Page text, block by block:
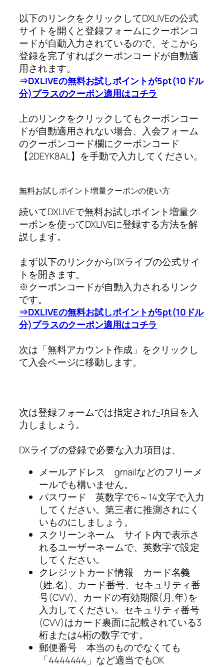
以下のリンクをクリックしてDXLIVEの公式
サイトを開くと登録フォームにクーポンコ
ードが自動入力されているので、そこから
登録を完了すればクーポンコードが自動適
用されます。
⇒DXLIVEの無料お試しポイントが5pt(10ドル
分)プラスのクーポン適用はコチラ
上のリンクをクリックしてもクーポンコー
ドが自動適用されない場合、入会フォーム
のクーポンコード欄にクーポンコード
【2DEYK8AL】を手動で入力してください。
無料お試しポイント増量クーポンの使い方
続いてDXLIVEで無料お試しポイント増量ク
ーポンを使ってDXLIVEに登録する方法を解
説します。
まず以下のリンクからDXライブの公式サイ
トを開きます。
※クーポンコードが自動入力されるリンク
です。
⇒DXLIVEの無料お試しポイントが5pt(10ドル
分)プラスのクーポン適用はコチラ
次は「無料アカウント作成」をクリックし
て入会ページに移動します。
次は登録フォームでは指定された項目を入
力しましょう。
DXライブの登録で必要な入力項目は、
メールアドレス gmailなどのフリーメ
ールでも構いません。
パスワード 英数字で6～14文字で入力
してください。第三者に推測されにく
いものにしましょう。
スクリーンネーム サイト内で表示さ
れるユーザーネームで、英数字で設定
してください。
クレジットカード情報 カード名義
(姓,名)、カード番号、セキュリティ番
号(CVV)、カードの有効期限(月,年)を
入力してください。セキュリティ番号
(CVV)はカード裏面に記載されている3
桁または4桁の数字です。
郵便番号 本当のものでなくても
「4444444」など適当でもOK